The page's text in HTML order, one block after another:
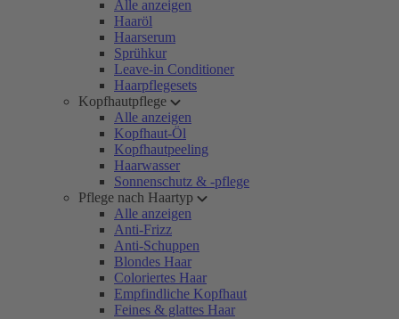
Alle anzeigen
Haaröl
Haarserum
Sprühkur
Leave-in Conditioner
Haarpflegesets
Kopfhautpflege
Alle anzeigen
Kopfhaut-Öl
Kopfhautpeeling
Haarwasser
Sonnenschutz & -pflege
Pflege nach Haartyp
Alle anzeigen
Anti-Frizz
Anti-Schuppen
Blondes Haar
Coloriertes Haar
Empfindliche Kopfhaut
Feines & glattes Haar